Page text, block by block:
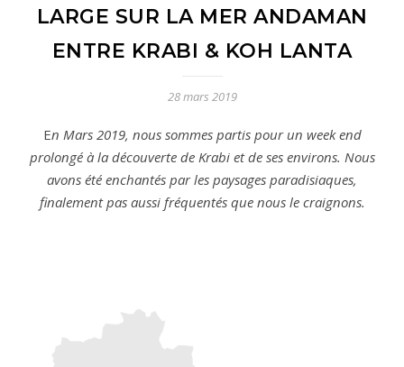
LARGE SUR LA MER ANDAMAN
ENTRE KRABI & KOH LANTA
28 mars 2019
En Mars 2019, nous sommes partis pour un week end
prolongé à la découverte de Krabi et de ses environs. Nous
avons été enchantés par les paysages paradisiaques,
finalement pas aussi fréquentés que nous le craignons.